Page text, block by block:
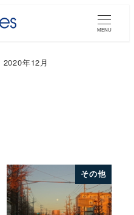
MENU
2020年12月
その他